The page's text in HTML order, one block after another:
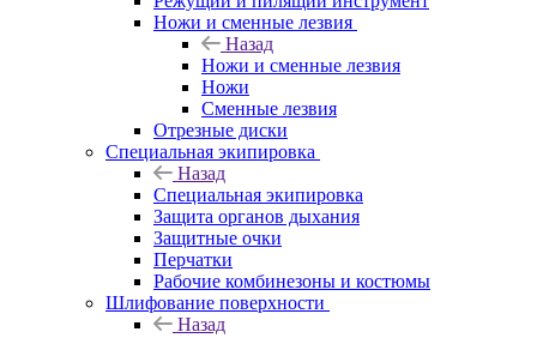
Ножи и сменные лезвия
Назад
Ножи и сменные лезвия
Ножи
Сменные лезвия
Отрезные диски
Специальная экипировка
Назад
Специальная экипировка
Защита органов дыхания
Защитные очки
Перчатки
Рабочие комбинезоны и костюмы
Шлифование поверхности
Назад